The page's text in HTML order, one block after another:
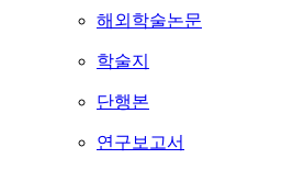
해외학술논문
학술지
단행본
연구보고서